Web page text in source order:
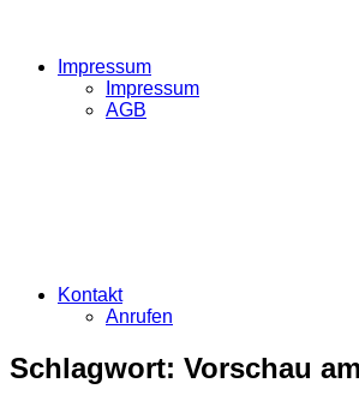
Impressum
Impressum
AGB
Kontakt
Anrufen
Schlagwort: Vorschau